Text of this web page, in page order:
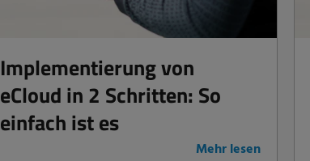
Implementierung von
eCloud in 2 Schritten: So
einfach ist es
Mehr lesen